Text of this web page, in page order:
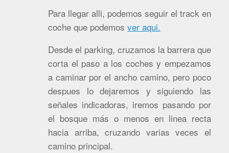
Para llegar alli, podemos seguir el track en
coche que podemos ver aqui.
Desde el parking, cruzamos la barrera que
corta el paso a los coches y empezamos
a caminar por el ancho camino, pero poco
despues lo dejaremos y siguiendo las
señales indicadoras, iremos pasando por
el bosque más o menos en linea recta
hacia arriba, cruzando varias veces el
camino principal.